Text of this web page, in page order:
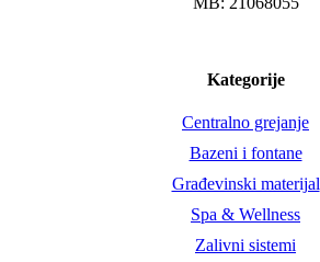
Kategorije
Centralno grejanje
Bazeni i fontane
Građevinski materijal
Spa & Wellness
Zalivni sistemi